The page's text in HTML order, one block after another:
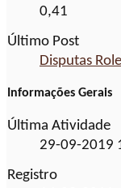
0,41
Último Post
Disputas
Informações Gerais
Última Atividade
29-09-2019
Registro